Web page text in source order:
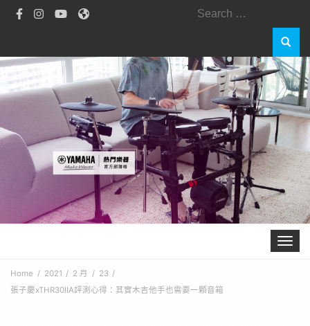
Toggle
Home 2021 2 月
23
張子慶xTHR30IIA評測心得：其實木吉他手也需要⼀顆音箱​